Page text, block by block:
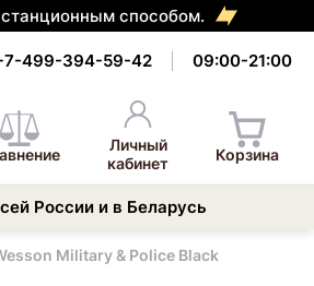
способом.
499-394-59-42 09:00-21:00
Личный
кабинет
Корзина
России и в Беларусь
Military & Police Black